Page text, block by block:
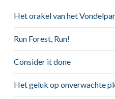
Het orakel van het
Run Forest, Run!
Consider it done
Het geluk op onverwachte